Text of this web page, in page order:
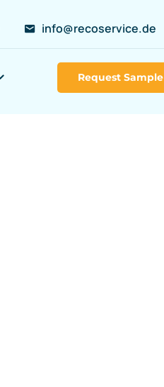
info@recoservice.de
Request Sample